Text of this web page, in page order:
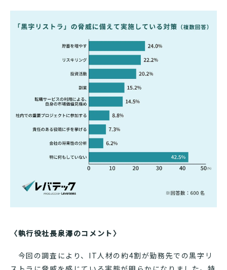
〈執行役社長泉澤のコメント〉
今回の調査により、IT人材の約4割が勤務先での黒字リ